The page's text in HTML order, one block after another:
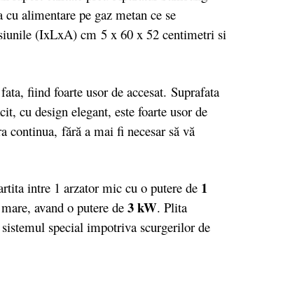
alimentare pe gaz metan ce se
(IxLxA) cm 5 x 60 x 52 centimetri si
fiind foarte usor de accesat. Suprafata
cu design elegant, este foarte usor de
continua, fără a mai fi necesar să vă
intre 1 arzator mic cu o putere de 1
avand o putere de 3 kW. Plita
special impotriva scurgerilor de